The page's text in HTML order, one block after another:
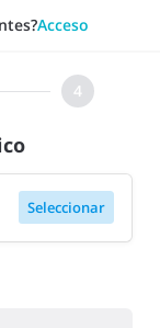
Acceso
Seleccionar